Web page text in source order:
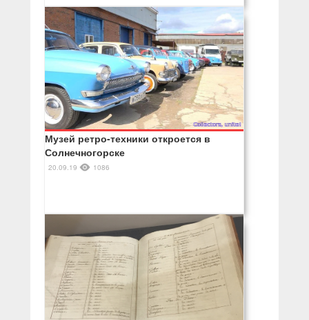
Музей ретро-техники откроется в
Солнечногорске
20.09.19 1086